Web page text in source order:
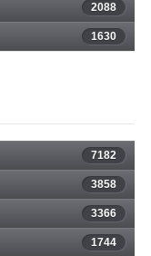
2088
1630
7182
3858
3366
1744